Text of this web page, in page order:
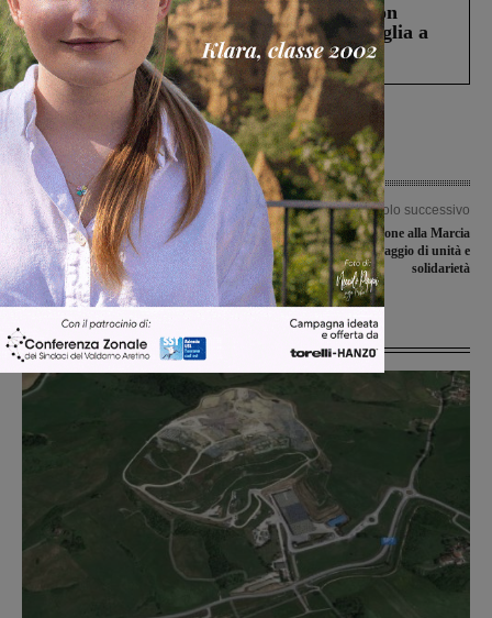
Scomparso da una struttura di Castiglion
Fiorentino l’uomo che aveva ucciso la figlia a
Levane nel 2020
Articolo precedente
Incidente ad una moto al crossdromo
di Miravalle, 22enne in codice giallo
Articolo successivo
Grande partecipazione alla Marcia
della Pace: un messaggio di unità e
solidarietà
Ultime Notizie